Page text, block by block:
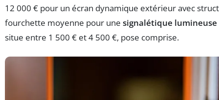
12 000 € pour un écran dynamique extérieur avec
fourchette moyenne pour une signalétique
situe entre 1 500 € et 4 500 €, pose comprise.